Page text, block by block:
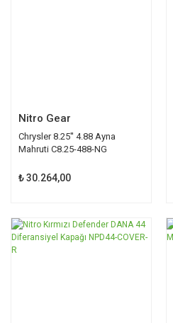
Nitro Gear
Chrysler 8.25'' 4.88 Ayna
Mahruti C8.25-488-NG
₺ 30.264,00